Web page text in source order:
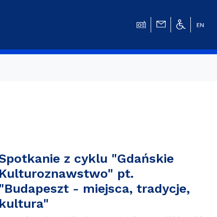
z cyklu "Gdańskie
Kulturoznawstwo" pt.
"Budapeszt - miejsca, tradycje,
kultura"